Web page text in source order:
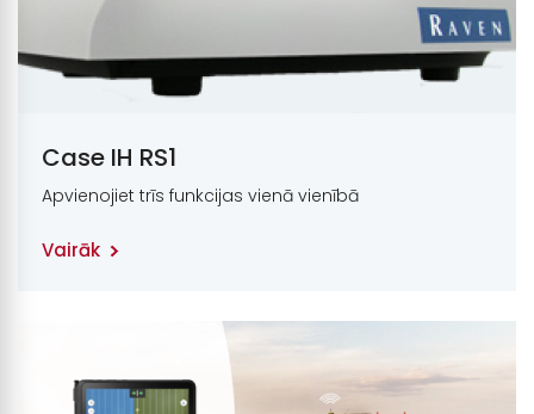
Case IH RS1
Apvienojiet trīs funkcijas vienā vienībā
Vairāk